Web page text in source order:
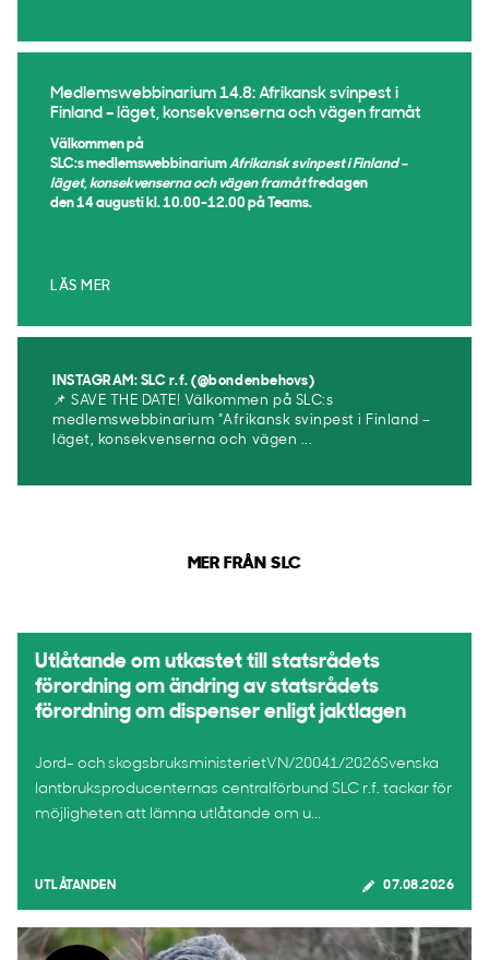
Medlemswebbinarium 14.8: Afrikansk svinpest i
Finland – läget, konsekvenserna och vägen framåt
Välkommen på
SLC:s medlemswebbinariumAfrikansk svinpest i Finland –
läget, konsekvenserna och vägen framåtfredagen
den 14 augusti kl. 10.00-12.00 på Teams.
LÄS MER
INSTAGRAM: SLC r.f. (@bondenbehovs)
📌 SAVE THE DATE! Välkommen på SLC:s
medlemswebbinarium ”Afrikansk svinpest i Finland –
läget, konsekvenserna och vägen ...
MER FRÅN SLC
Utlåtande om utkastet till statsrådets
förordning om ändring av statsrådets
förordning om dispenser enligt jaktlagen
Jord- och skogsbruksministerietVN/20041/2026Svenska
lantbruksproducenternas centralförbund SLC r.f. tackar för
möjligheten att lämna utlåtande om u...
UTLÅTANDEN 07.08.2026